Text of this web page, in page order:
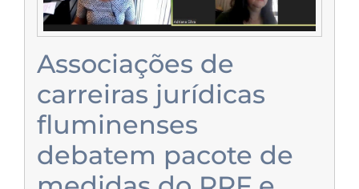
Associações de
carreiras jurídicas
fluminenses
debatem pacote de